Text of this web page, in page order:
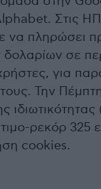
Στις
να πληρώσει
σε
για
τους. Την
ιδιωτικότητας
ρεκόρ 325
cookies.